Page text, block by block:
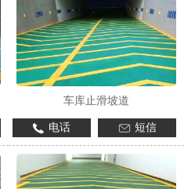
车库止滑坡道
电话 短信